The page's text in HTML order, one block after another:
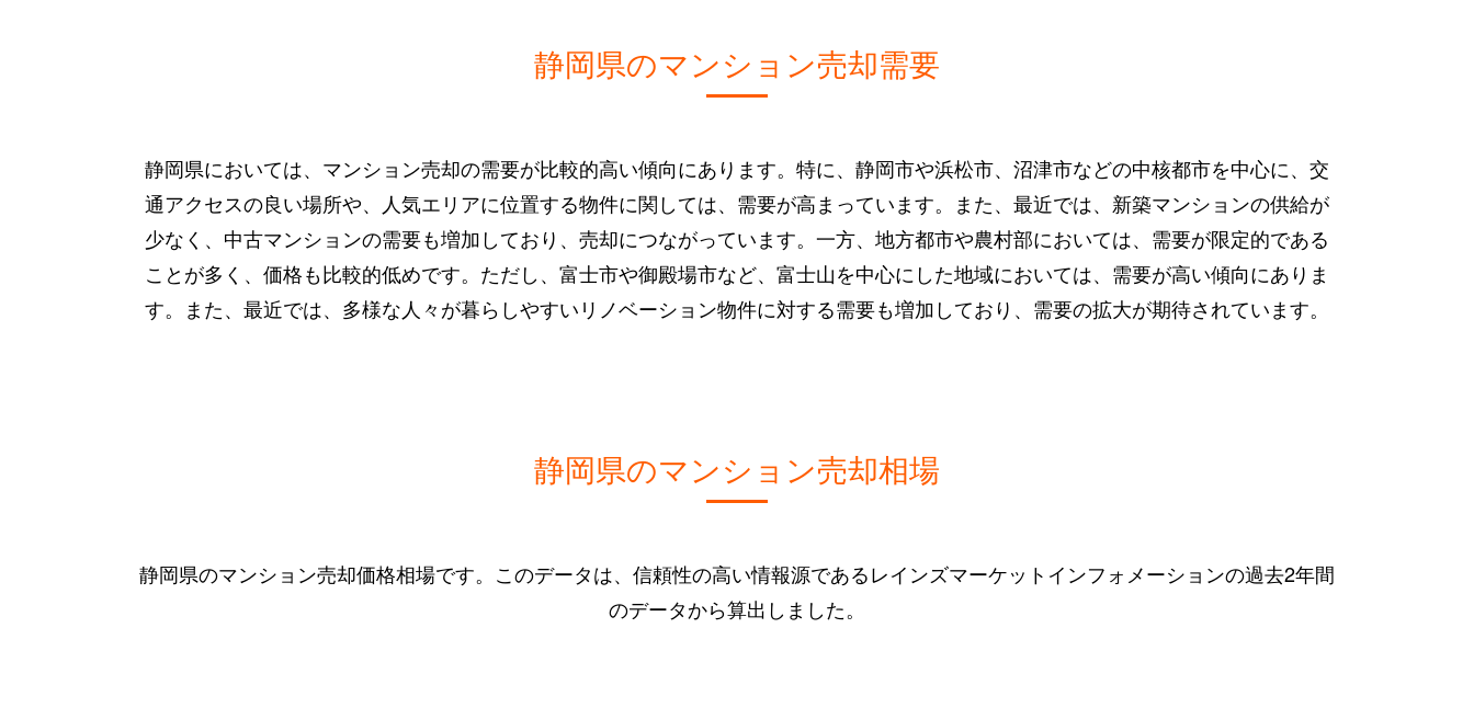
静岡県のマンション売却需要
静岡県においては、マンション売却の需要が比較的高い傾向にあります。特に、静岡市や浜松市、沼津市などの中核都市を中心に、交
通アクセスの良い場所や、人気エリアに位置する物件に関しては、需要が高まっています。また、最近では、新築マンションの供給が
少なく、中古マンションの需要も増加しており、売却につながっています。一方、地方都市や農村部においては、需要が限定的である
ことが多く、価格も比較的低めです。ただし、富士市や御殿場市など、富士山を中心にした地域においては、需要が高い傾向にありま
す。また、最近では、多様な人々が暮らしやすいリノベーション物件に対する需要も増加しており、需要の拡大が期待されています。
静岡県のマンション売却相場
静岡県のマンション売却価格相場です。このデータは、信頼性の高い情報源であるレインズマーケットインフォメーションの過去2年間
のデータから算出しました。